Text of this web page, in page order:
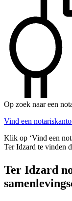
Op zoek naar een
Vind een
Klik op ‘Vind een
Ter Idzard te vinden
Ter Idzard